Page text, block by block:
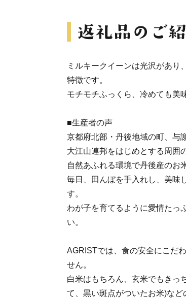
ミルキークイーンは光沢があり
特徴です。
モチモチふっくら、冷めても美
■生産者の声
京都府北部・丹後地域の町、与
大江山連邦をはじめとする周囲
自然あふれる環境で丹後産のお
毎日、田んぼを手入れし、美味
す。
わが子を育てるように愛情たっ
い。
AGRISTでは、食の安全にこだ
せん。
白米はもちろん、玄米でもきっ
て、黒い斑点がついたお米)な